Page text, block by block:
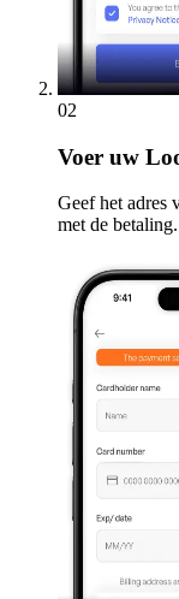
02
Voer uw
Geef het adres
met de betaling.